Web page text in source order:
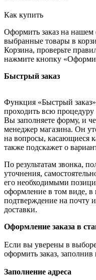
Как купить
Оформить заказ на нашем
выбранные товары в
Корзина, проверьте
нажмите кнопку
Быстрый заказ
Функция «Быстрый
проходить всю процедуру
Вы заполняете форму, и
менеджер магазина. Он
на вопросы, касающиеся
также подскажет о
По результатам звонка,
уточнения,
его необходимыми
оформление в том виде, в
подтверждение на почту
доставки.
Оформление заказа в
Если вы уверены в
оформить заказ,
Заполнение адреса